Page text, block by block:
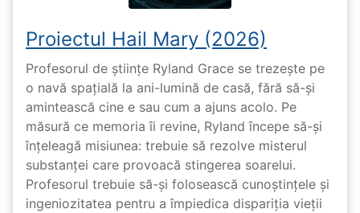
Proiectul Hail Mary (2026)
Profesorul de științe Ryland Grace se trezește pe
o navă spațială la ani-lumină de casă, fără să-și
amintească cine e sau cum a ajuns acolo. Pe
măsură ce memoria îi revine, Ryland începe să-și
înțeleagă misiunea: trebuie să rezolve misterul
substanței care provoacă stingerea soarelui.
Profesorul trebuie să-și folosească cunoștințele și
ingeniozitatea pentru a împiedica dispariția vieții